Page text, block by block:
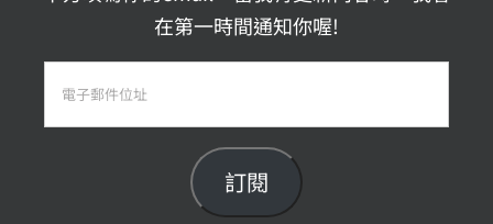
在第一時間通知你喔!
訂閱